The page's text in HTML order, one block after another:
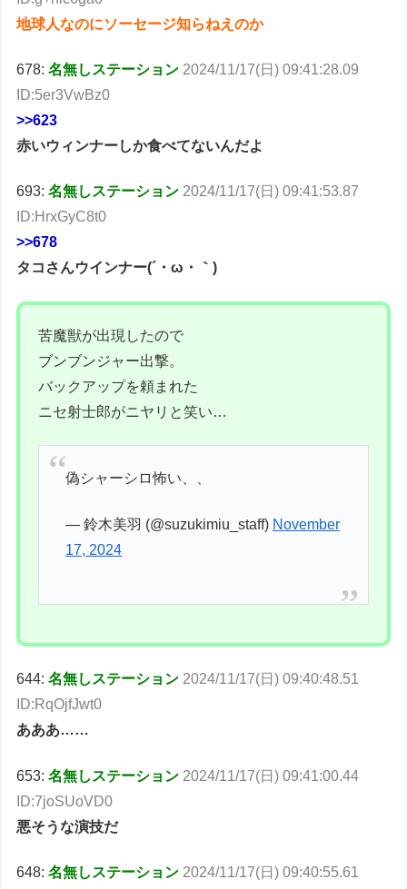
地球人なのにソーセージ知らねえのか
678:名無しステーション 2024/11/17(日) 09:41:28.09
ID:5er3VwBz0
>>623
赤いウィンナーしか食べてないんだよ
693:名無しステーション 2024/11/17(日) 09:41:53.87
ID:HrxGyC8t0
>>678
タコさんウインナー(´・ω・｀)
苦魔獣が出現したので
ブンブンジャー出撃。
バックアップを頼まれた
ニセ射士郎がニヤリと笑い…
偽シャーシロ怖い、、
— 鈴木美羽 (@suzukimiu_staff) November
17, 2024
644:名無しステーション 2024/11/17(日) 09:40:48.51
ID:RqOjfJwt0
あああ……
653:名無しステーション 2024/11/17(日) 09:41:00.44
ID:7joSUoVD0
悪そうな演技だ
648:名無しステーション 2024/11/17(日) 09:40:55.61